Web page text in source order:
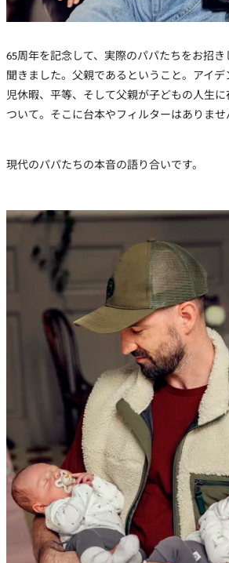
65周年を記念して、実際のパパたちをお招
聞きました。父親であるということ。アイ
児休暇、平等、そして父親が子どもの人生
ついて。そこに台本やフィルターはありませ
現代のパパたちの本音の語り合いです。